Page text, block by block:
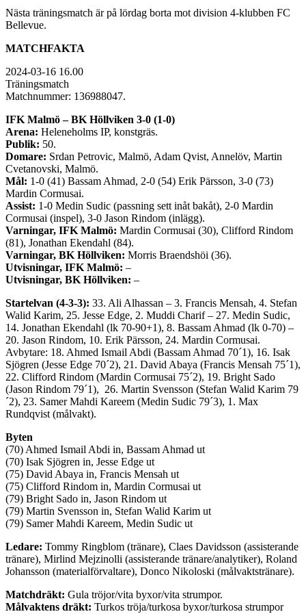
Nästa träningsmatch är på lördag borta mot division 4-klubben FC
Bellevue.
MATCHFAKTA
2024-03-16 16.00
Träningsmatch
Matchnummer: 136988047.
IFK Malmö – BK Höllviken 3-0 (1-0)
Arena: Heleneholms IP, konstgräs.
Publik: 50.
Domare: Srdan Petrovic, Malmö, Adam Qvist, Annelöv, Martin
Cvetanovski, Malmö.
Mål: 1-0 (41) Bassam Ahmad, 2-0 (54) Erik Pärsson, 3-0 (73)
Mardin Cormusai.
Assist: 1-0 Medin Sudic (passning sett inåt bakåt), 2-0 Mardin
Cormusai (inspel), 3-0 Jason Rindom (inlägg).
Varningar, IFK Malmö: Mardin Cormusai (30), Clifford Rindom
(81), Jonathan Ekendahl (84).
Varningar, BK Höllviken: Morris Braendshöi (36).
Utvisningar, IFK Malmö: –
Utvisningar, BK Höllviken: –
Startelvan (4-3-3): 33. Ali Alhassan – 3. Francis Mensah, 4. Stefan
Walid Karim, 25. Jesse Edge, 2. Muddi Charif – 27. Medin Sudic,
14. Jonathan Ekendahl (lk 70-90+1), 8. Bassam Ahmad (lk 0-70) –
20. Jason Rindom, 10. Erik Pärsson, 24. Mardin Cormusai.
Avbytare: 18. Ahmed Ismail Abdi (Bassam Ahmad 70´1), 16. Isak
Sjögren (Jesse Edge 70´2), 21. David Abaya (Francis Mensah 75´1),
22. Clifford Rindom (Mardin Cormusai 75´2), 19. Bright Sado
(Jason Rindom 79´1), 26. Martin Svensson (Stefan Walid Karim 79
´2), 23. Samer Mahdi Kareem (Medin Sudic 79´3), 1. Max
Rundqvist (målvakt).
Byten
(70) Ahmed Ismail Abdi in, Bassam Ahmad ut
(70) Isak Sjögren in, Jesse Edge ut
(75) David Abaya in, Francis Mensah ut
(75) Clifford Rindom in, Mardin Cormusai ut
(79) Bright Sado in, Jason Rindom ut
(79) Martin Svensson in, Stefan Walid Karim ut
(79) Samer Mahdi Kareem, Medin Sudic ut
Ledare: Tommy Ringblom (tränare), Claes Davidsson (assisterande
tränare), Mirlind Mejzinolli (assisterande tränare/analytiker), Roland
Johansson (materialförvaltare), Donco Nikoloski (målvaktstränare).
Matchdräkt: Gula tröjor/vita byxor/vita strumpor.
Målvaktens dräkt: Turkos tröja/turkosa byxor/turkosa strumpor